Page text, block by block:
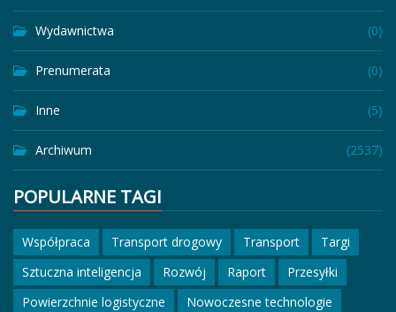
Wydawnictwa (0)
Prenumerata (0)
Inne (5)
Archiwum (2537)
POPULARNE TAGI
Współpraca Transport drogowy Transport
Targi
Sztuczna inteligencja
Rozwój Raport
Przesyłki
Powierzchnie logistyczne
Nowoczesne technologie